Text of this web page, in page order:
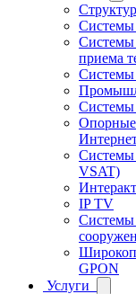
Системы
Системы
приема
Системы
Системы
Опорные
Системы
VSAT)
IP TV
Системы
GPON
Услуги